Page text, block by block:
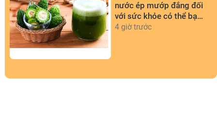
nước ép mướp đắng đối
với sức khỏe có thể bạn
chưa biết
4 giờ trước